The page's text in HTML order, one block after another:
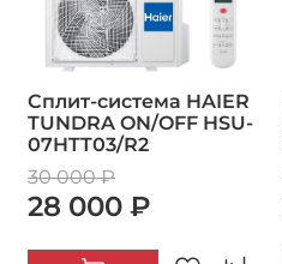
Сплит-система HAIER
TUNDRA ON/OFF HSU-
07HTT03/R2
30 000 ₽
28 000 ₽